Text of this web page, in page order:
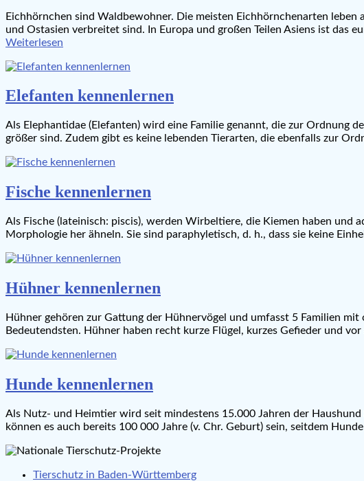
Eichhörnchen sind Waldbewohner. Die meisten Eichhörnchenarten
und Ostasien verbreitet sind. In Europa und großen Teilen Asiens ist das
Weiterlesen
Elefanten kennenlernen
Als Elephantidae (Elefanten) wird eine Familie genannt, die zur Ordnung
größer sind. Zudem gibt es keine lebenden Tierarten, die ebenfalls zur
Fische kennenlernen
Als Fische (lateinisch: piscis), werden Wirbeltiere, die Kiemen haben und
Morphologie her ähneln. Sie sind paraphyletisch, d. h., dass sie keine
Hühner kennenlernen
Hühner gehören zur Gattung der Hühnervögel und umfasst 5 Familien
Bedeutendsten. Hühner haben recht kurze Flügel, kurzes Gefieder und
Hunde kennenlernen
Als Nutz- und Heimtier wird seit mindestens 15.000 Jahren der
können es auch bereits 100 000 Jahre (v. Chr. Geburt) sein, seitdem
Tierschutz in Baden-Württemberg